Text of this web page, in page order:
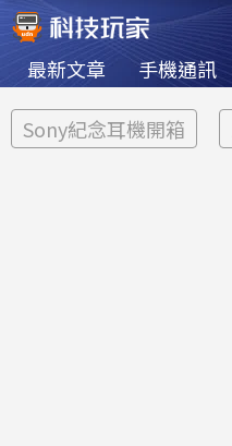
最新文章 手機通訊
Sony紀念耳機開箱